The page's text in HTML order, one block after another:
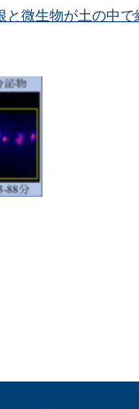
微生物が土の中で